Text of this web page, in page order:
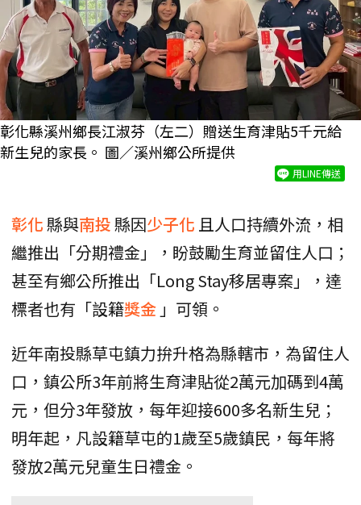
彰化縣溪州鄉長江淑芬（左二）贈送生育津貼5千元給
新生兒的家長。 圖／溪州鄉公所提供
用LINE傳送
彰化縣與南投縣因少子化 且人口持續外流，相
繼推出「分期禮金」，盼鼓勵生育並留住人口；
甚至有鄉公所推出「Long Stay移居專案」，達
標者也有「設籍獎金 」可領。
近年南投縣草屯鎮力拚升格為縣轄市，為留住人
口，鎮公所3年前將生育津貼從2萬元加碼到4萬
元，但分3年發放，每年迎接600多名新生兒；
明年起，凡設籍草屯的1歲至5歲鎮民，每年將
發放2萬元兒童生日禮金。